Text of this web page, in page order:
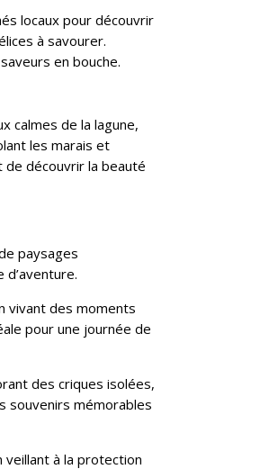
locaux pour découvrir
à savourer.
en bouche.
calmes de la lagune,
les marais et
découvrir la beauté
paysages
vivant des moments
pour une journée de
des criques isolées,
souvenirs mémorables
veillant à la protection